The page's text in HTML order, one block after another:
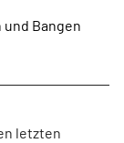
Bangen
letzten